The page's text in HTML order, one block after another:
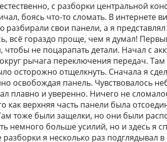
с разборки центральной
боясь что-то сломать. В интернете
разбирали свои панели, а я
всё гораздо проще, чем я думал!
чтобы не поцарапать детали. Начал с
рычага переключения передач.
осторожно отщелкнуть. Сначала я
освобождая панель. Чувствовалось
плавно и уверенно. Ничего не
как верхняя часть панели была
тоже были защелки, но они были
немного больше усилий, но и здесь я
разборки я несколько раз подглядывал